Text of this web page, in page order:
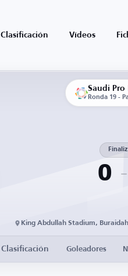
Clasificación Vídeos
Saudi Pro
Ronda 19 -
0
King Abdullah Stadium, Buraidah
Clasificación Goleadores